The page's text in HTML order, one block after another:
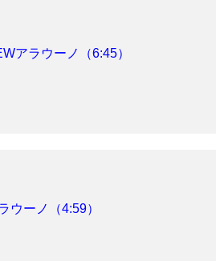
アラウーノ（6:45）
ウーノ（4:59）